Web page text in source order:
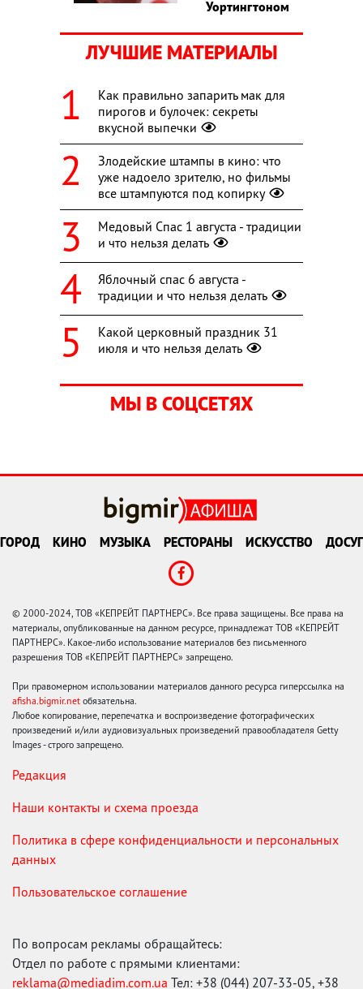
Уортингтоном
ЛУЧШИЕ МАТЕРИАЛЫ
Как правильно запарить мак для
пирогов и булочек: секреты
вкусной выпечки
Злодейские штампы в кино: что
уже надоело зрителю, но фильмы
все штампуются под копирку
Медовый Спас 1 августа - традиции
и что нельзя делать
Яблочный спас 6 августа -
традиции и что нельзя делать
Какой церковный праздник 31
июля и что нельзя делать
МЫ В СОЦСЕТЯХ
ГОРОД КИНО МУЗЫКА РЕСТОРАНЫ ИСКУССТВО ДОСУГ
© 2000-2024, ТОВ «КЕПРЕЙТ ПАРТНЕРС». Все права защищены. Все права на
материалы, опубликованные на данном ресурсе, принадлежат ТОВ «КЕПРЕЙТ
ПАРТНЕРС». Какое-либо использование материалов без письменного
разрешения ТОВ «КЕПРЕЙТ ПАРТНЕРС» запрещено.
При правомерном использовании материалов данного ресурса гиперссылка на
afisha.bigmir.net обязательна.
Любое копирование, перепечатка и воспроизведение фотографических
произведений и/или аудиовизуальных произведений правообладателя Getty
Images - строго запрещено.
Редакция
Наши контакты и схема проезда
Политика в сфере конфиденциальности и персональных
данных
Пользовательское соглашение
По вопросам рекламы обращайтесь:
Отдел по работе с прямыми клиентами:
reklama@mediadim.com.ua Тел: +38 (044) 207-33-05, +38